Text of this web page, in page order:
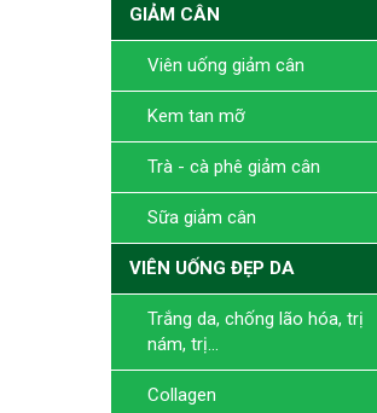
GIẢM CÂN
Viên uống giảm cân
Kem tan mỡ
Trà - cà phê giảm cân
Sữa giảm cân
VIÊN UỐNG ĐẸP DA
Trắng da, chống lão hóa, trị
nám, trị...
Collagen